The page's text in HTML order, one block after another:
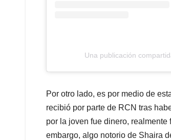
Una publicación
Por otro lado, es por medio de
recibió por parte de RCN tras
por la joven fue dinero,
embargo, algo notorio de Shaira